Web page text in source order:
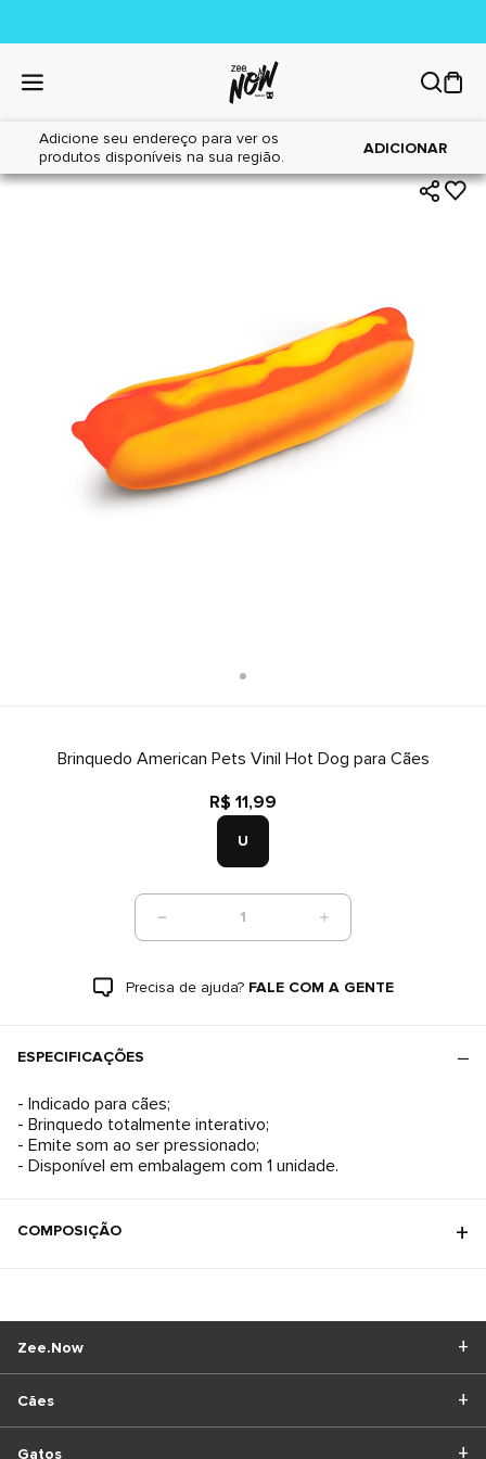
Adicione seu endereço para ver os
produtos disponíveis na sua região.
ADICIONAR
Home|Cães|Brinquedos
Brinquedo American Pets Vinil Hot Dog para Cães
R$ 11,99
U
1
Precisa de ajuda? FALE COM A GENTE
ESPECIFICAÇÕES
- Indicado para cães;
- Brinquedo totalmente interativo;
- Emite som ao ser pressionado;
- Disponível em embalagem com 1 unidade.
COMPOSIÇÃO
Cães
Gatos
Zee.Now